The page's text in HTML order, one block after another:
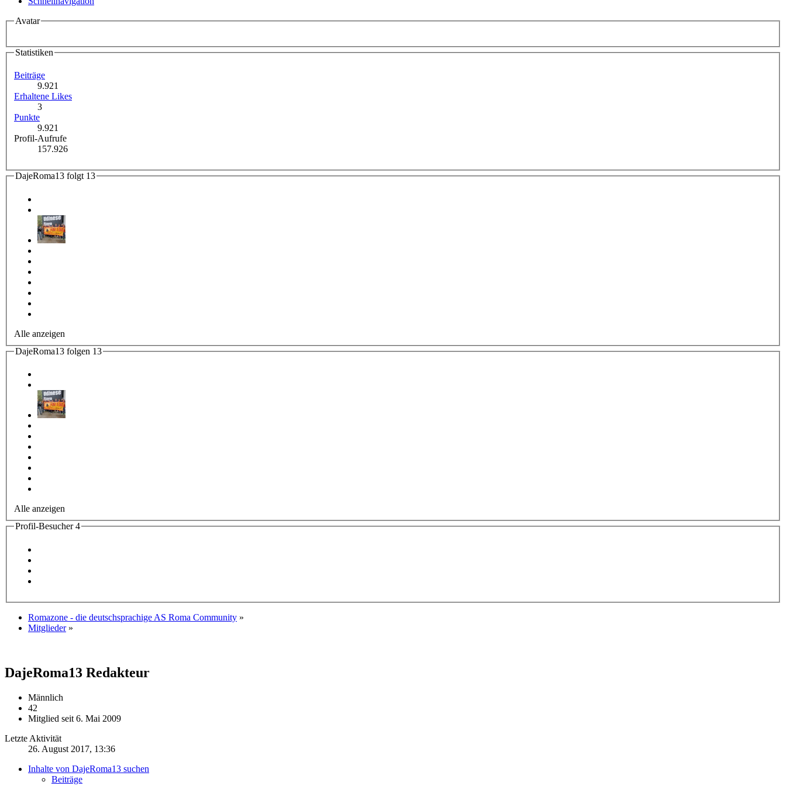
Avatar
Statistiken
Beiträge
9.921
Erhaltene Likes
3
Punkte
9.921
Profil-Aufrufe
157.926
DajeRoma13 folgt 13
Alle anzeigen
DajeRoma13 folgen 13
Alle anzeigen
Profil-Besucher4
Romazone - die deutschsprachige AS Roma Community »
Mitglieder »
DajeRoma13 Redakteur
Männlich
42
Mitglied seit 6. Mai 2009
Letzte Aktivität
26. August 2017, 13:36
Inhalte von DajeRoma13 suchen
Beiträge